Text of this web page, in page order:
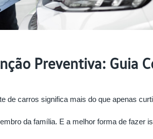
Preventiva: Guia
de carros significa mais do que apenas
da família. E a melhor forma de fazer